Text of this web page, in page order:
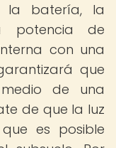
la batería, la
potencia de
con una
que
de una
de que la luz
es posible